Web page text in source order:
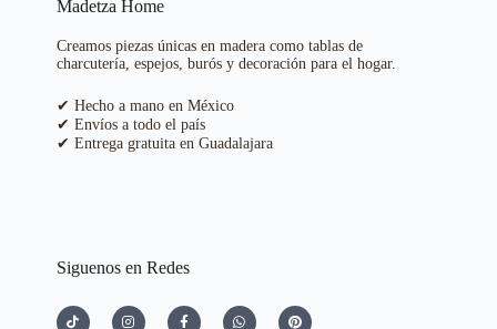
Madetza Home
Creamos piezas únicas en madera como tablas de
charcutería, espejos, burós y decoración para el hogar.
✔ Hecho a mano en México
✔ Envíos a todo el país
✔ Entrega gratuita en Guadalajara
Siguenos en Redes